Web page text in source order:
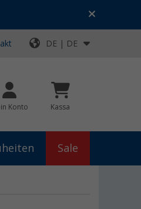
Deals für dein Abenteuer!
DE | DE
Konto Kassa
Sale